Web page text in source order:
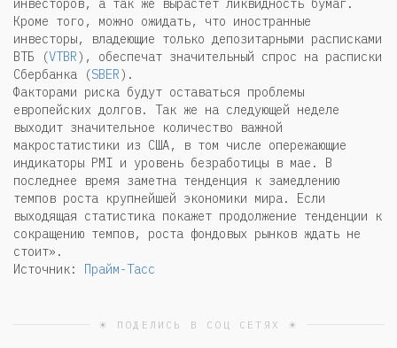
инвесторов, а так же вырастет ликвидность бумаг.
Кроме того, можно ожидать, что иностранные
инвесторы, владеющие только депозитарными расписками
ВТБ (VTBR), обеспечат значительный спрос на расписки
Сбербанка (SBER).
Факторами риска будут оставаться проблемы
европейских долгов. Так же на следующей неделе
выходит значительное количество важной
макростатистики из США, в том числе опережающие
индикаторы PMI и уровень безработицы в мае. В
последнее время заметна тенденция к замедлению
темпов роста крупнейшей экономики мира. Если
выходящая статистика покажет продолжение тенденции к
сокращению темпов, роста фондовых рынков ждать не
стоит».
Источник: Прайм-Тасс
☀ ПОДЕЛИСЬ В СОЦ СЕТЯХ ☀